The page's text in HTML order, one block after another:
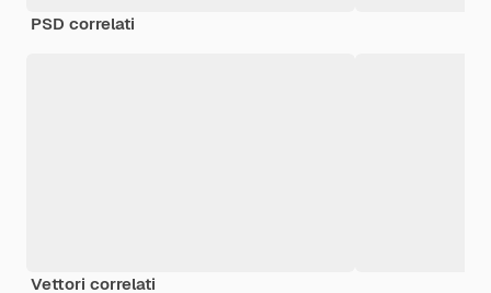
PSD correlati
Vettori correlati